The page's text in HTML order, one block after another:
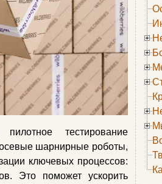
тестирование
шарнирные роботы,
ключевых процессов:
Это поможет ускорить